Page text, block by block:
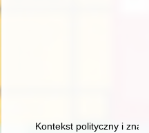
Kontekst polityczny i